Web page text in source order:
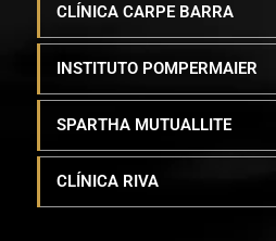
CLÍNICA CARPE BARRA
INSTITUTO POMPERMAIER
SPARTHA MUTUALLITE
CLÍNICA RIVA